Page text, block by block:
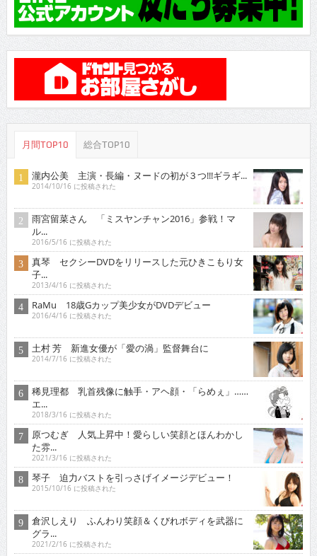
月間TOP10 総合TOP10
瀧内公美 主演・長編・ヌードの初が３つ!!!ギラギ...
2014/10/16 に投稿された
雨宮留菜さん 「ミスヤンチャン2016」参戦！マ
ル...
2016/5/16 に投稿された
真琴 セクシーDVDをリリースした元ひきこもり女
子...
2013/4/16 に投稿された
RaMu 18歳Gカップ美少女がDVDデビュー
2016/4/16 に投稿された
土村 芳 新進女優が「愛の渦」監督舞台に
2014/7/16 に投稿された
稀見理都 乳首残像に触手・アヘ顔・「らめぇ」……
エ...
2018/3/16 に投稿された
原つむぎ 人気上昇中！愛らしい笑顔とほんわかし
た雰...
2021/3/16 に投稿された
琴子 迫力バストを引っさげイメージデビュー！
2015/10/16 に投稿された
倉沢しえり ふんわり笑顔＆くびれボディを武器に
グラ...
2021/2/16 に投稿された